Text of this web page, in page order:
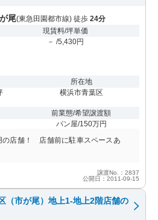
尾(東急田園都市線) 徒歩 24分
現賃料/坪単価
－ /5,430円
所在地
横浜市青葉区
前業態/希望譲渡額
パン屋/150万円
店舗！ 店舗前に駐車スペースあ
譲渡No.：2837
公開日：2011-09-15
（市が尾）地上1-地上2階店舗の